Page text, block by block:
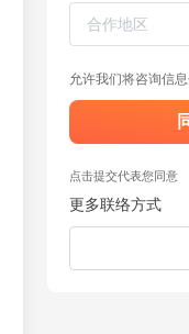
允许我们将咨询信
点击提交代表您同意
更多联络方式